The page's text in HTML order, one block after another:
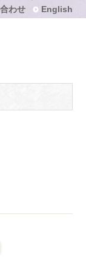
わせ English